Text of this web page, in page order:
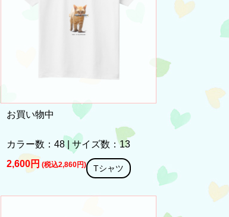
お買い物中
カラー数：48 | サイズ数：13
Tシャツ
2,600円 (税込2,860円)